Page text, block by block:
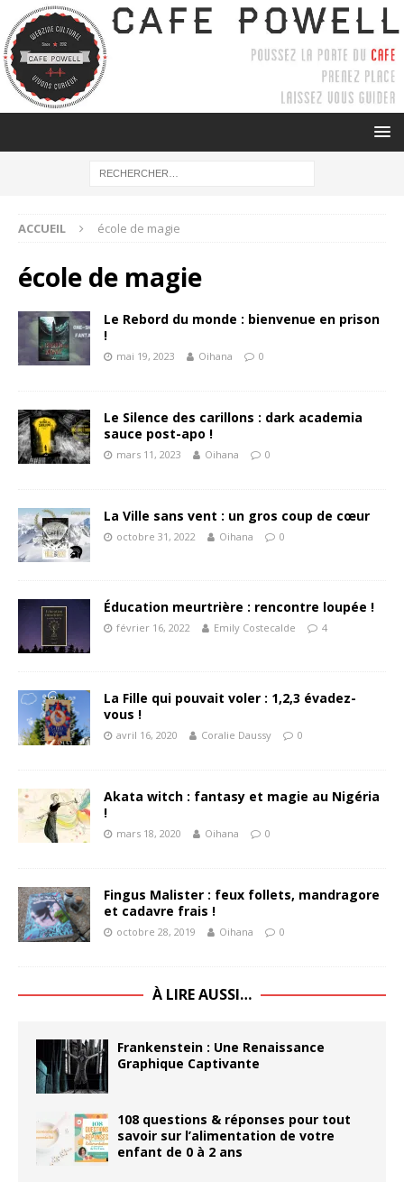
ACCUEIL école de magie
école de magie
Le Rebord du monde : bienvenue en prison
!
mai 19, 2023 Oihana 0
Le Silence des carillons : dark academia
sauce post-apo !
mars 11, 2023 Oihana 0
La Ville sans vent : un gros coup de cœur
octobre 31, 2022 Oihana 0
Éducation meurtrière : rencontre loupée !
février 16, 2022 Emily Costecalde 4
La Fille qui pouvait voler : 1,2,3 évadez-
vous !
avril 16, 2020 Coralie Daussy 0
Akata witch : fantasy et magie au Nigéria
!
mars 18, 2020 Oihana 0
Fingus Malister : feux follets, mandragore
et cadavre frais !
octobre 28, 2019 Oihana 0
À LIRE AUSSI…
Frankenstein : Une Renaissance
Graphique Captivante
108 questions & réponses pour tout
savoir sur l’alimentation de votre
enfant de 0 à 2 ans